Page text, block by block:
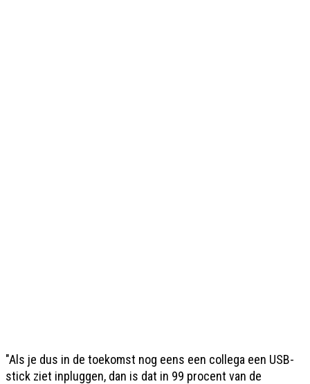
"Als je dus in de toekomst nog eens een collega een USB-
stick ziet inpluggen, dan is dat in 99 procent van de